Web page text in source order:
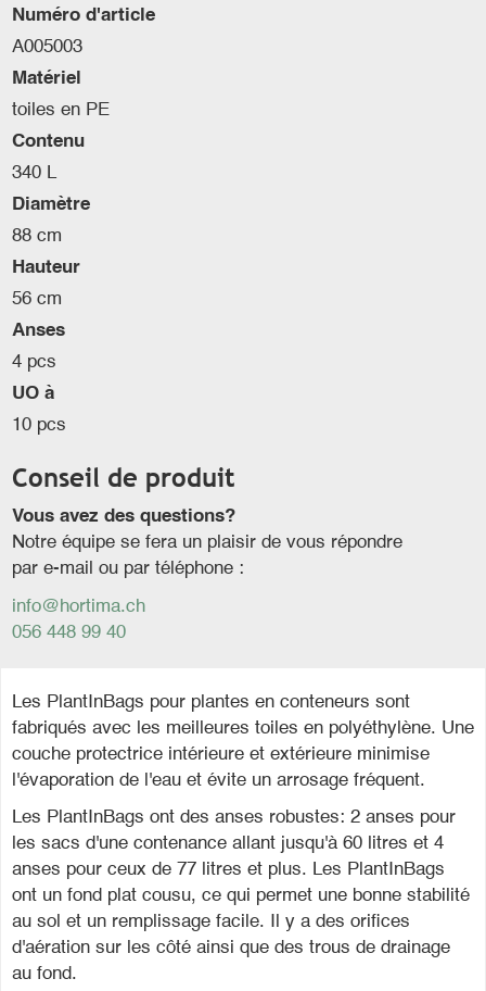
Numéro d'article
A005003
Matériel
toiles en PE
Contenu
340 L
Diamètre
88 cm
Hauteur
56 cm
Anses
4 pcs
UO à
10 pcs
Conseil de produit
Vous avez des questions?
Notre équipe se fera un plaisir de vous répondre
par e-mail ou par téléphone :
info@hortima.ch
056 448 99 40
Les PlantInBags pour plantes en conteneurs sont
fabriqués avec les meilleures toiles en polyéthylène. Une
couche protectrice intérieure et extérieure minimise
l'évaporation de l'eau et évite un arrosage fréquent.
Les PlantInBags ont des anses robustes: 2 anses pour
les sacs d'une contenance allant jusqu'à 60 litres et 4
anses pour ceux de 77 litres et plus. Les PlantInBags
ont un fond plat cousu, ce qui permet une bonne stabilité
au sol et un remplissage facile. Il y a des orifices
d'aération sur les côté ainsi que des trous de drainage
au fond.